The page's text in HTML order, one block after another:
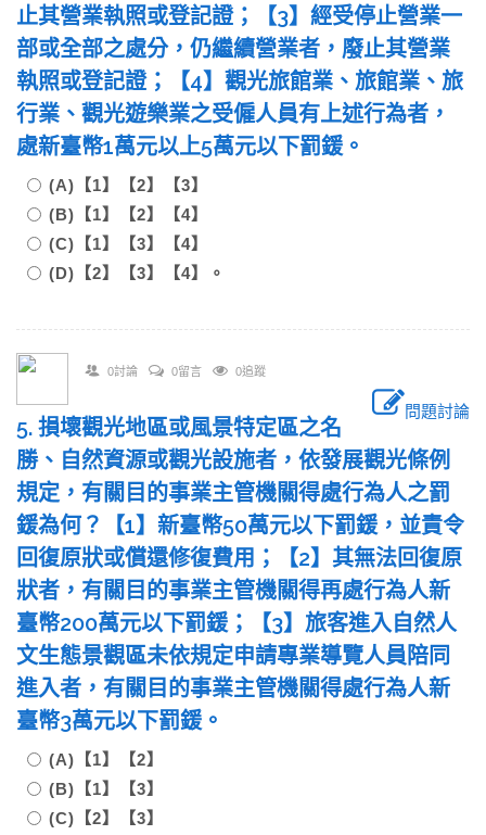
止其營業執照或登記證；【3】經受停止營業一
部或全部之處分，仍繼續營業者，廢止其營業
執照或登記證；【4】觀光旅館業、旅館業、旅
行業、觀光遊樂業之受僱人員有上述行為者，
處新臺幣1萬元以上5萬元以下罰鍰。
(A)【1】【2】【3】
(B)【1】【2】【4】
(C)【1】【3】【4】
(D)【2】【3】【4】。
0討論 0留言 0追蹤
問題討論
5. 損壞觀光地區或風景特定區之名
勝、自然資源或觀光設施者，依發展觀光條例
規定，有關目的事業主管機關得處行為人之罰
鍰為何？【1】新臺幣50萬元以下罰鍰，並責令
回復原狀或償還修復費用；【2】其無法回復原
狀者，有關目的事業主管機關得再處行為人新
臺幣200萬元以下罰鍰；【3】旅客進入自然人
文生態景觀區未依規定申請專業導覽人員陪同
進入者，有關目的事業主管機關得處行為人新
臺幣3萬元以下罰鍰。
(A)【1】【2】
(B)【1】【3】
(C)【2】【3】